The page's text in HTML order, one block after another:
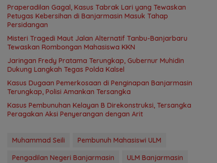
Praperadilan Gagal, Kasus Tabrak Lari yang Tewaskan
Petugas Kebersihan di Banjarmasin Masuk Tahap
Persidangan
Misteri Tragedi Maut Jalan Alternatif Tanbu-Banjarbaru
Tewaskan Rombongan Mahasiswa KKN
Jaringan Fredy Pratama Terungkap, Gubernur Muhidin
Dukung Langkah Tegas Polda Kalsel
Kasus Dugaan Pemerkosaan di Penginapan Banjarmasin
Terungkap, Polisi Amankan Tersangka
Kasus Pembunuhan Kelayan B Direkonstruksi, Tersangka
Peragakan Aksi Penyerangan dengan Arit
Muhammad Seili
Pembunuh Mahasiswi ULM
Pengadilan Negeri Banjarmasin
ULM Banjarmasin